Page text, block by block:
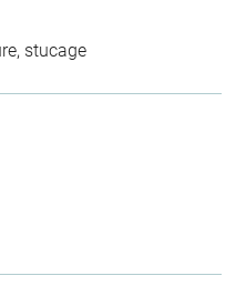
stucage